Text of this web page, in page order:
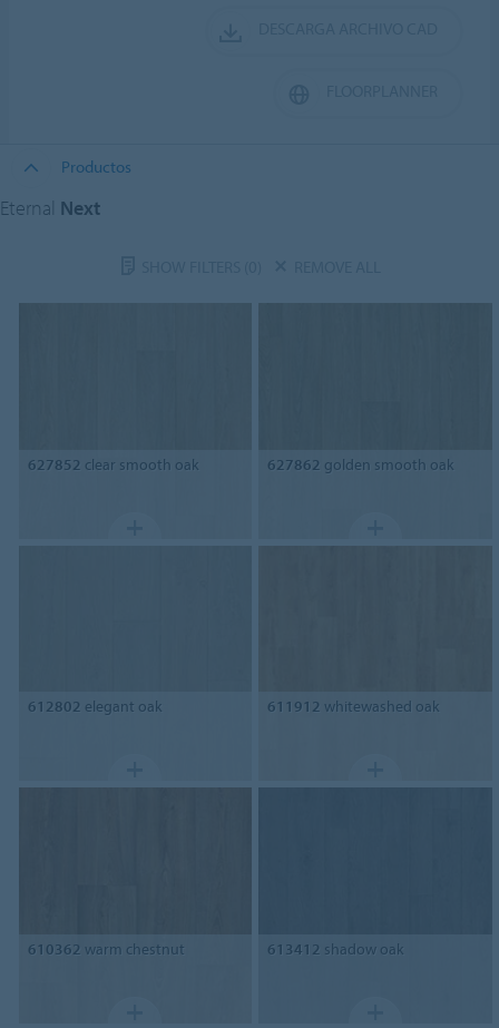
Productos
Eternal Next
627852 clear smooth oak 627862 golden smooth oak
612802 elegant oak 611912 whitewashed oak
610362 warm chestnut 613412 shadow oak